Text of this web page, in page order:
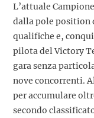
L’attuale
dalla pole position
qualifiche e,
pilota del Victory
gara senza
nove concorrenti.
per accumulare
secondo